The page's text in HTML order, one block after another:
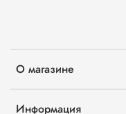
О магазине
Информация